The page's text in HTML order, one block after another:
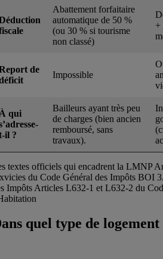
Abattement forfaitaire
automatique de 50 %
(ou 30 % si tourisme
non classé)
+
de
Impossible
qui
il ?
Bailleurs ayant très peu
de charges (bien ancien
remboursé, sans
travaux).
textes officiels qui encadrent la LMNP
du Code Général des Impôts BOI
Impôts Articles L632-1 et L632-2 du
quel type de